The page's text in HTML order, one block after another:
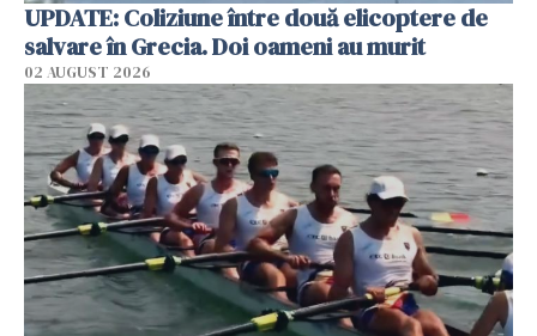
UPDATE: Coliziune între două elicoptere de
salvare în Grecia. Doi oameni au murit
02 AUGUST 2026